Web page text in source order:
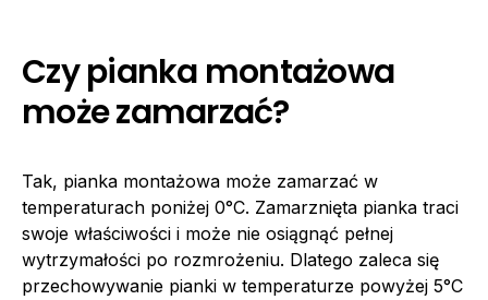
Czy pianka montażowa
może zamarzać?
Tak, pianka montażowa może zamarzać w
temperaturach poniżej 0°C. Zamarznięta pianka traci
swoje właściwości i może nie osiągnąć pełnej
wytrzymałości po rozmrożeniu. Dlatego zaleca się
przechowywanie pianki w temperaturze powyżej 5°C